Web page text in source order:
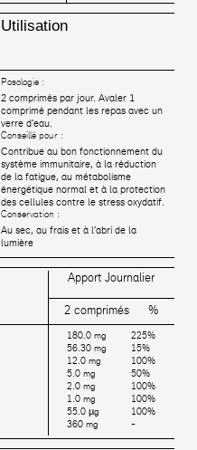
Utilisation
Posologie :
2 comprimés par jour. Avaler 1
comprimé pendant les repas avec un
verre d’eau.
Conseillé pour :
Contribue au bon fonctionnement du
système immunitaire, à la réduction
de la fatigue, au métabolisme
énergétique normal et à la protection
des cellules contre le stress oxydatif.
Conservation :
Au sec, au frais et à l’abri de la
lumière
Apport Journalier
2 comprimés %
180.0 mg
56.30 mg
12.0 mg
5.0 mg
2.0 mg
1.0 mg
55.0 µg
360 mg
225%
15%
100%
50%
100%
100%
100%
-